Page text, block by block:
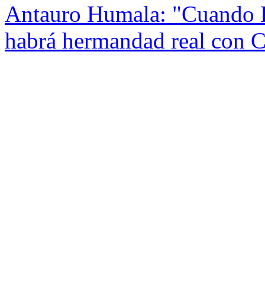
Antauro Humala: "Cuando
habrá hermandad real con